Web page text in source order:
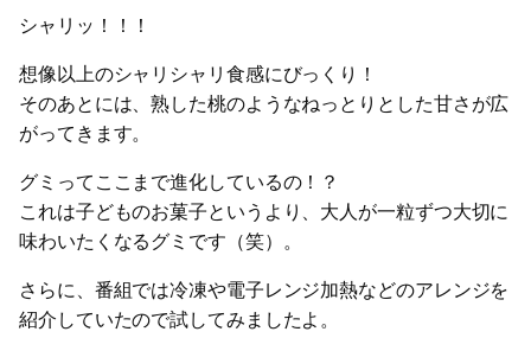
シャリッ！！！
想像以上のシャリシャリ食感にびっくり！
そのあとには、熟した桃のようなねっとりとした甘さが広
がってきます。
グミってここまで進化しているの！？
これは子どものお菓子というより、大人が一粒ずつ大切に
味わいたくなるグミです（笑）。
さらに、番組では冷凍や電子レンジ加熱などのアレンジを
紹介していたので試してみましたよ。